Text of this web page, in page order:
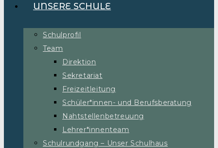
UNSERE SCHULE
Schulprofil
Team
Direktion
Sekretariat
Freizeitleitung
Schüler*innen- und Berufsberatung
Nahtstellenbetreuung
Lehrer*innenteam
Schulrundgang – Unser Schulhaus